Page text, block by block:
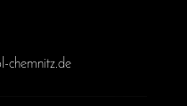
chemnitz.de